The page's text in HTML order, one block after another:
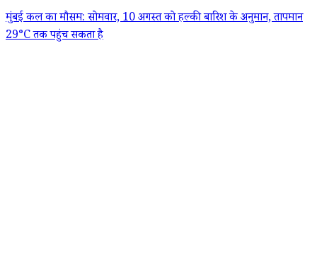
मुंबई कल का मौसम: सोमवार, 10 अगस्त को हल्की बारिश के अनुमान, तापमान
29°C तक पहुंच सकता है